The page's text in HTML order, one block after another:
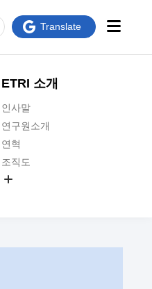
ETRI 소개
인사말
연구원소개
연혁
조직도
ETRI CI
Translate